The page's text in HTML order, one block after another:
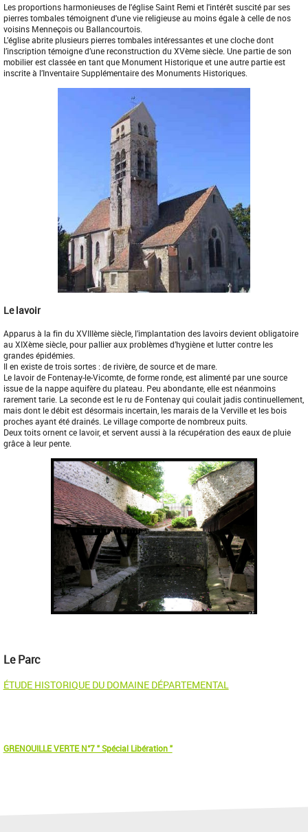
Les proportions harmonieuses de l'église Saint Remi et l'intérêt suscité par ses
pierres tombales témoignent d'une vie religieuse au moins égale à celle de nos
voisins Menneçois ou Ballancourtois.
L’église abrite plusieurs pierres tombales intéressantes et une cloche dont
l’inscription témoigne d’une reconstruction du XVème siècle. Une partie de son
mobilier est classée en tant que Monument Historique et une autre partie est
inscrite à l’Inventaire Supplémentaire des Monuments Historiques.
Le lavoir
Apparus à la fin du XVIIIème siècle, l’implantation des lavoirs devient obligatoire
au XIXème siècle, pour pallier aux problèmes d’hygiène et lutter contre les
grandes épidémies.
Il en existe de trois sortes : de rivière, de source et de mare.
Le lavoir de Fontenay-le-Vicomte, de forme ronde, est alimenté par une source
issue de la nappe aquifère du plateau. Peu abondante, elle est néanmoins
rarement tarie. La seconde est le ru de Fontenay qui coulait jadis continuellement,
mais dont le débit est désormais incertain, les marais de la Verville et les bois
proches ayant été drainés. Le village comporte de nombreux puits.
Deux toits ornent ce lavoir, et servent aussi à la récupération des eaux de pluie
grâce à leur pente.
Le Parc
ÉTUDE HISTORIQUE DU DOMAINE DÉPARTEMENTAL
GRENOUILLE VERTE N°7 " Spécial Libération "